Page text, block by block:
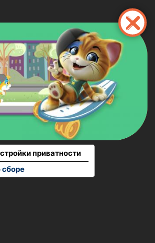
основному
содержанию
приватности